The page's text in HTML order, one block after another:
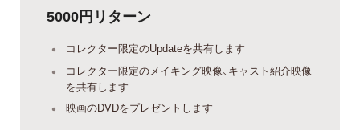
5000円リターン
コレクター限定のUpdateを共有します
コレクター限定のメイキング映像、キャスト紹介映像
を共有します
映画のDVDをプレゼントします